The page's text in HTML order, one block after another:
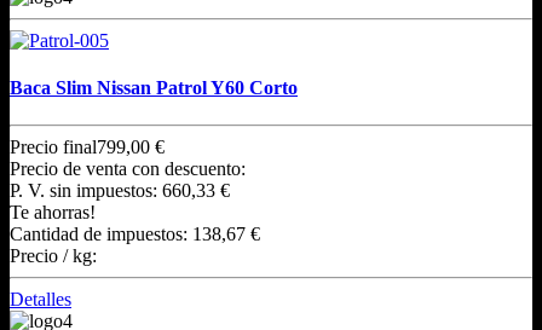
Baca Slim Nissan Patrol Y60 Corto
Precio final799,00 €
Precio de venta con descuento:
P. V. sin impuestos: 660,33 €
Te ahorras!
Cantidad de impuestos: 138,67 €
Precio / kg:
Detalles